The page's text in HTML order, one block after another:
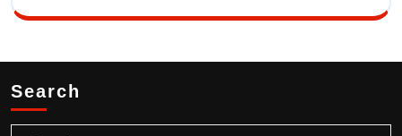
Search